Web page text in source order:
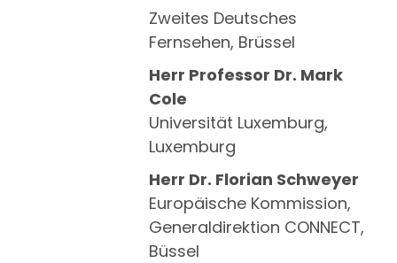
Zweites Deutsches
Fernsehen, Brüssel
Herr Professor Dr. Mark
Cole
Universität Luxemburg,
Luxemburg
Herr Dr. Florian Schweyer
Europäische Kommission,
Generaldirektion CONNECT,
Büssel